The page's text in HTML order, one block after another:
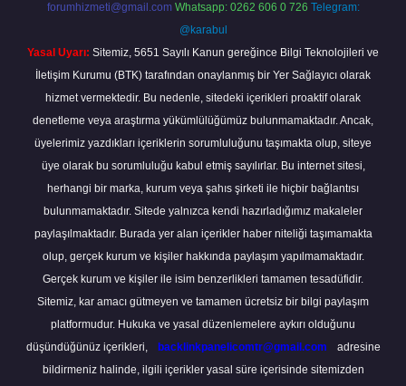
forumhizmeti@gmail.com Whatsapp: 0262 606 0 726 Telegram:
@karabul
Yasal Uyarı: Sitemiz, 5651 Sayılı Kanun gereğince Bilgi Teknolojileri ve
İletişim Kurumu (BTK) tarafından onaylanmış bir Yer Sağlayıcı olarak
hizmet vermektedir. Bu nedenle, sitedeki içerikleri proaktif olarak
denetleme veya araştırma yükümlülüğümüz bulunmamaktadır. Ancak,
üyelerimiz yazdıkları içeriklerin sorumluluğunu taşımakta olup, siteye
üye olarak bu sorumluluğu kabul etmiş sayılırlar. Bu internet sitesi,
herhangi bir marka, kurum veya şahıs şirketi ile hiçbir bağlantısı
bulunmamaktadır. Sitede yalnızca kendi hazırladığımız makaleler
paylaşılmaktadır. Burada yer alan içerikler haber niteliği taşımamakta
olup, gerçek kurum ve kişiler hakkında paylaşım yapılmamaktadır.
Gerçek kurum ve kişiler ile isim benzerlikleri tamamen tesadüfidir.
Sitemiz, kar amacı gütmeyen ve tamamen ücretsiz bir bilgi paylaşım
platformudur. Hukuka ve yasal düzenlemelere aykırı olduğunu
düşündüğünüz içerikleri,
backlinkpanelicomtr@gmail.com
adresine
bildirmeniz halinde, ilgili içerikler yasal süre içerisinde sitemizden